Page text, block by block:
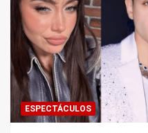
ESPECTÁCULOS